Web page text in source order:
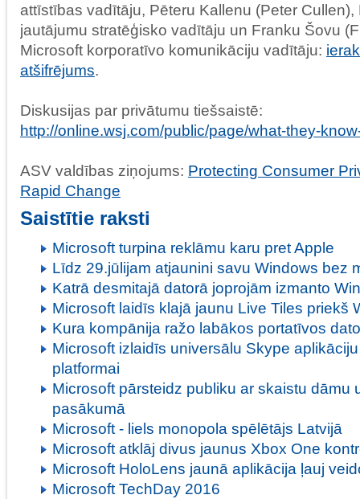
attīstības vadītāju, Pēteru Kallenu (Peter
jautājumu stratēģisko vadītāju un Franku Šovu
Microsoft korporatīvo komunikāciju vadītāju:
atšifrējums.
Diskusijas par privātumu tiešsaistē:
http://online.wsj.com/public/page/what-they-
ASV valdības ziņojums: Protecting Consumer
Rapid Change
Saistītie raksti
Microsoft turpina reklāmu karu pret Apple
Līdz 29.jūlijam atjaunini savu Windows bez
Katrā desmitajā datorā joprojām izmanto
Microsoft laidīs klajā jaunu Live Tiles priekš
Kura kompānija ražo labākos portatīvos
Microsoft izlaidīs universālu Skype
platformai
Microsoft pārsteidz publiku ar skaistu dāmu
pasākumā
Microsoft - liels monopola spēlētājs Latvijā
Microsoft atklāj divus jaunus Xbox One
Microsoft HoloLens jaunā aplikācija ļauj
Microsoft TechDay 2016